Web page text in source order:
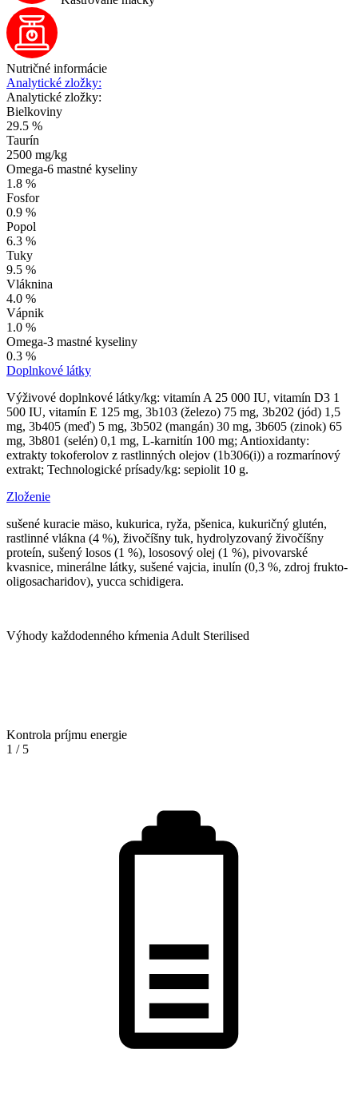
Nutričné informácie
Analytické zložky:
Analytické zložky:
Bielkoviny
29.5 %
Taurín
2500 mg/kg
Omega-6 mastné kyseliny
1.8 %
Fosfor
0.9 %
Popol
6.3 %
Tuky
9.5 %
Vláknina
4.0 %
Vápnik
1.0 %
Omega-3 mastné kyseliny
0.3 %
Doplnkové látky
Výživové doplnkové látky/kg: vitamín A 25 000 IU, vitamín D3 1
500 IU, vitamín E 125 mg, 3b103 (železo) 75 mg, 3b202 (jód) 1,5
mg, 3b405 (meď) 5 mg, 3b502 (mangán) 30 mg, 3b605 (zinok) 65
mg, 3b801 (selén) 0,1 mg, L-karnitín 100 mg; Antioxidanty:
extrakty tokoferolov z rastlinných olejov (1b306(i)) a rozmarínový
extrakt; Technologické prísady/kg: sepiolit 10 g.
Zloženie
sušené kuracie mäso, kukurica, ryža, pšenica, kukuričný glutén,
rastlinné vlákna (4 %), živočíšny tuk, hydrolyzovaný živočíšny
proteín, sušený losos (1 %), lososový olej (1 %), pivovarské
kvasnice, minerálne látky, sušené vajcia, inulín (0,3 %, zdroj frukto-
oligosacharidov), yucca schidigera.
Výhody každodenného kŕmenia Adult Sterilised
Kontrola príjmu energie
1 / 5